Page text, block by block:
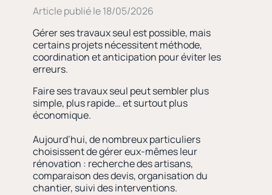
Article publié le 18/05/2026
Gérer ses travaux seul est possible, mais
certains projets nécessitent méthode,
coordination et anticipation pour éviter les
erreurs.
Faire ses travaux seul peut sembler plus
simple, plus rapide… et surtout plus
économique.
Aujourd’hui, de nombreux particuliers
choisissent de gérer eux-mêmes leur
rénovation : recherche des artisans,
comparaison des devis, organisation du
chantier, suivi des interventions.